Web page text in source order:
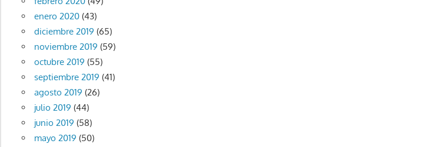
enero 2020(43)
diciembre 2019 (65)
noviembre 2019 (59)
octubre 2019 (55)
septiembre 2019 (41)
agosto 2019 (26)
julio 2019 (44)
junio 2019 (58)
mayo 2019 (50)